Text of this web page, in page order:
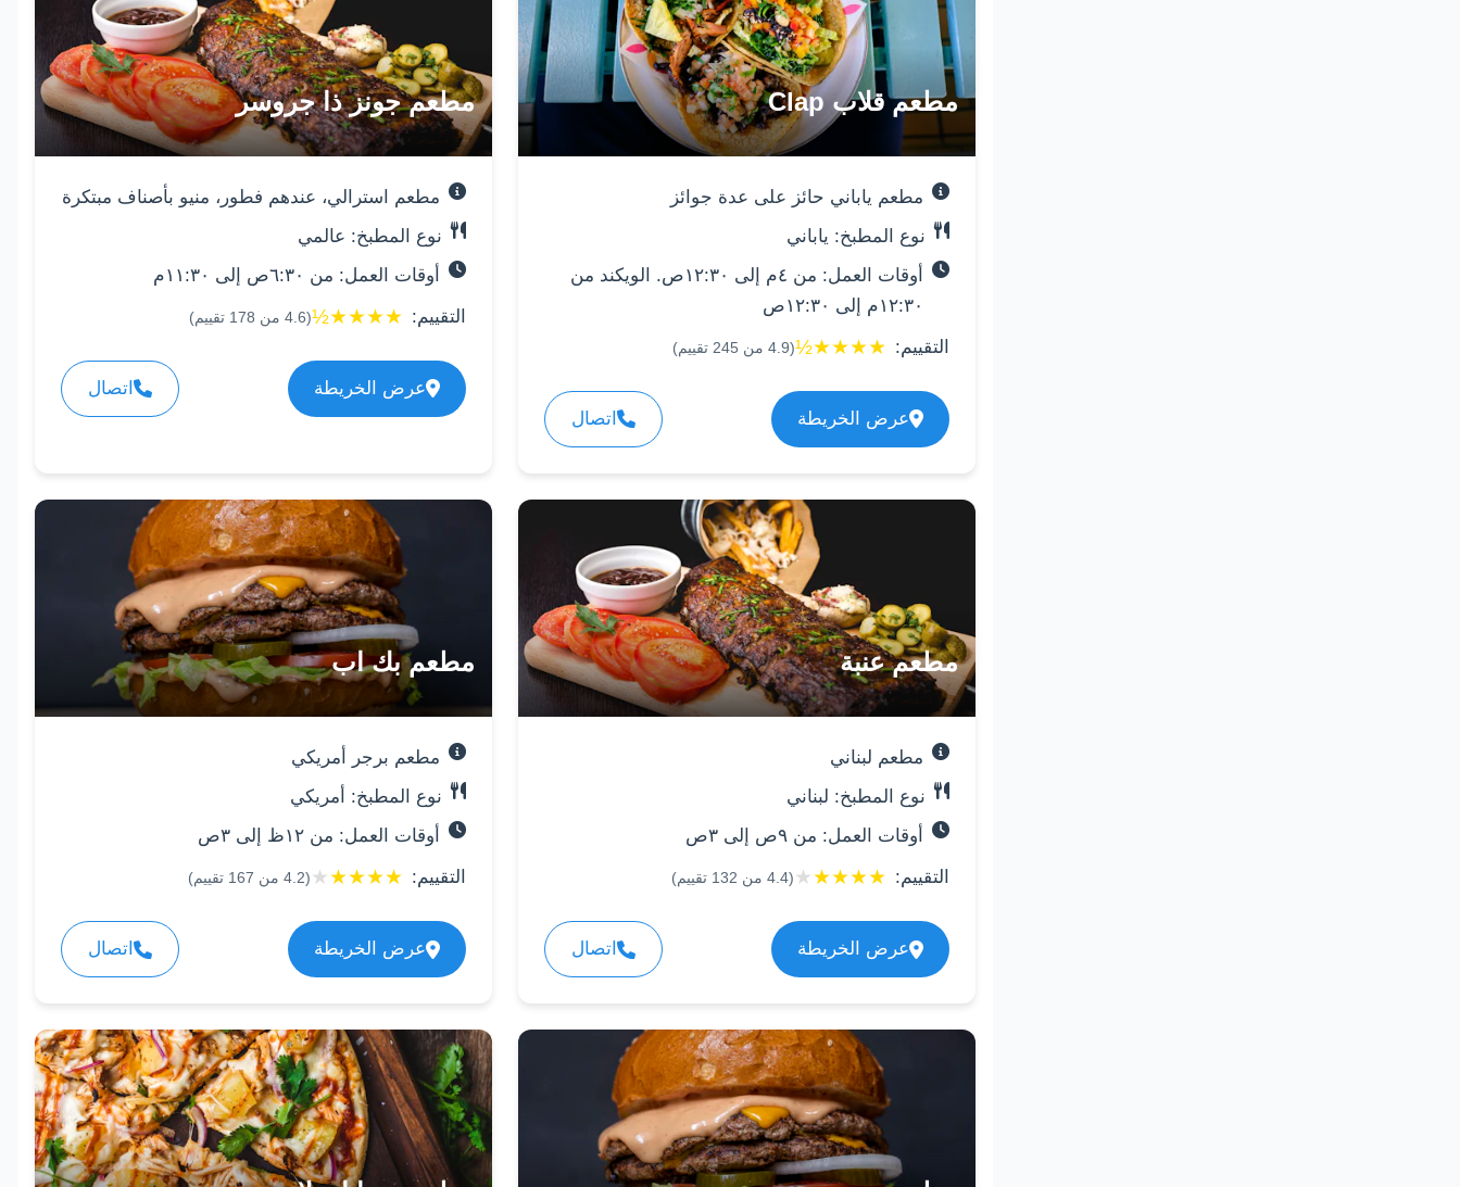
مطعم قلاب Clap
مطعم ياباني حائز على عدة جوائز
نوع المطبخ: ياباني
أوقات العمل: من ٤م إلى ١٢:٣٠ص. الويكند من
١٢:٣٠م إلى ١٢:٣٠ص
التقييم: ★
★
★
★
½
(
4.9من 245 تقييم)
عرض الخريطة اتصال
مطعم جونز ذا جروسر
مطعم استرالي، عندهم فطور، منيو بأصناف مبتكرة
نوع المطبخ: عالمي
أوقات العمل: من ٦:٣٠ص إلى ١١:٣٠م
التقييم: ★
★
★
★
½
(
4.6من 178 تقييم)
عرض الخريطة اتصال
مطعم عنبة
مطعم لبناني
نوع المطبخ: لبناني
أوقات العمل: من ٩ص إلى ٣ص
التقييم: ★
★
★
★
★
(
4.4من 132 تقييم)
عرض الخريطة اتصال
مطعم بك اب
مطعم برجر أمريكي
نوع المطبخ: أمريكي
أوقات العمل: من ١٢ظ إلى ٣ص
التقييم: ★
★
★
★
★
(
4.2من 167 تقييم)
عرض الخريطة اتصال